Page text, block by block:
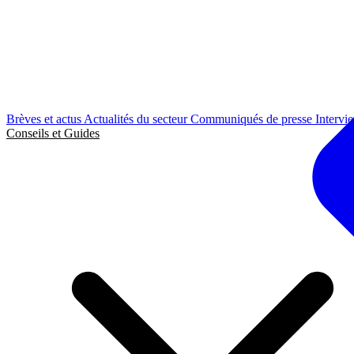
Brèves et actus Actualités du secteurCommuniqués de presse
Conseils et Guides